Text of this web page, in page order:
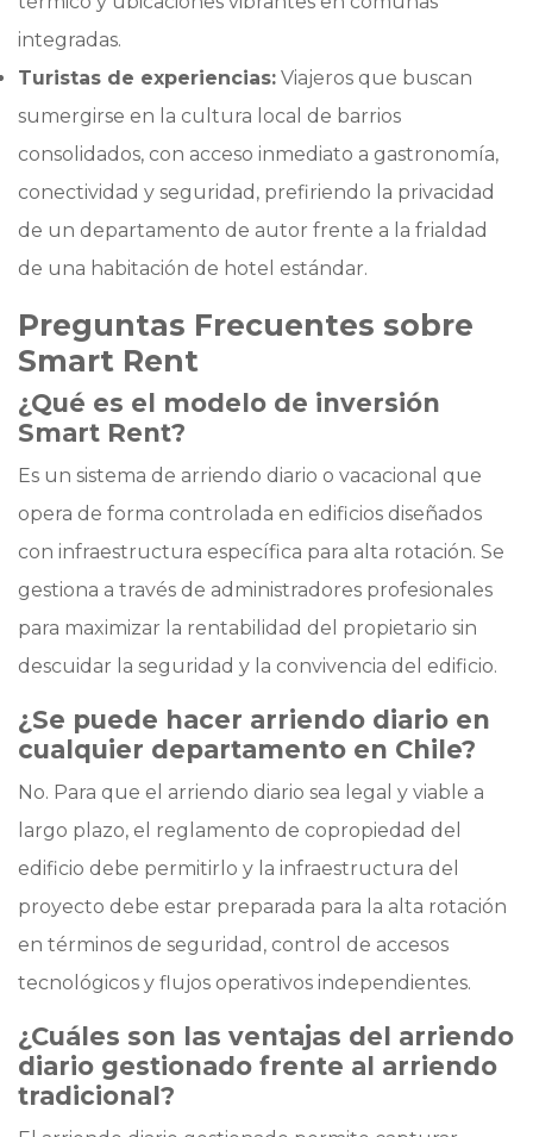
integradas.
Turistas de experiencias: Viajeros que buscan
sumergirse en la cultura local de barrios
consolidados, con acceso inmediato a gastronomía,
conectividad y seguridad, prefiriendo la privacidad
de un departamento de autor frente a la frialdad
de una habitación de hotel estándar.
Preguntas Frecuentes sobre
Smart Rent
¿Qué es el modelo de inversión
Smart Rent?
Es un sistema de arriendo diario o vacacional que
opera de forma controlada en edificios diseñados
con infraestructura específica para alta rotación. Se
gestiona a través de administradores profesionales
para maximizar la rentabilidad del propietario sin
descuidar la seguridad y la convivencia del edificio.
¿Se puede hacer arriendo diario en
cualquier departamento en Chile?
No. Para que el arriendo diario sea legal y viable a
largo plazo, el reglamento de copropiedad del
edificio debe permitirlo y la infraestructura del
proyecto debe estar preparada para la alta rotación
en términos de seguridad, control de accesos
tecnológicos y flujos operativos independientes.
¿Cuáles son las ventajas del arriendo
diario gestionado frente al arriendo
tradicional?